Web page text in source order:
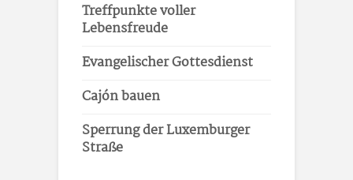
Treffpunkte voller
Lebensfreude
Evangelischer Gottesdienst
Cajón bauen
Sperrung der Luxemburger
Straße